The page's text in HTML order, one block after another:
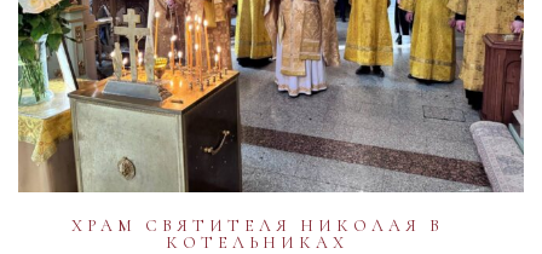
ХРАМ СВЯТИТЕЛЯ НИКОЛАЯ В
КОТЕЛЬНИКАХ